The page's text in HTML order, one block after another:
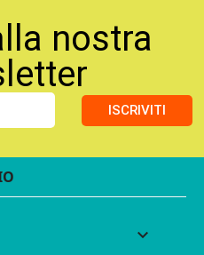
nostra
ISCRIVITI
